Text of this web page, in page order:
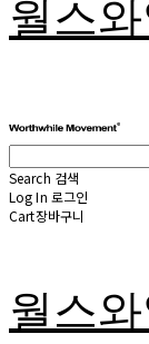
월스
Search 검색
Log In 로그인
Cart장바구니
월스